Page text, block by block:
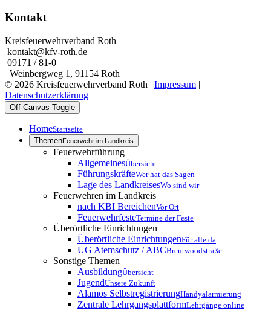
Kontakt
Kreisfeuerwehrverband Roth
kontakt@kfv-roth.de
09171 / 81-0
Weinbergweg 1, 91154 Roth
© 2026 Kreisfeuerwehrverband Roth | Impressum |
Datenschutzerklärung
Off-Canvas Toggle
HomeStartseite
ThemenFeuerwehr im Landkreis
Feuerwehrführung
AllgemeinesÜbersicht
FührungskräfteWer hat das Sagen
Lage des LandkreisesWo sind wir
Feuerwehren im Landkreis
nach KBI BereichenVor Ort
FeuerwehrfesteTermine der Feste
Überörtliche Einrichtungen
Überörtliche EinrichtungenFür alle da
UG Atemschutz / ABCBrentwoodstraße
Sonstige Themen
AusbildungÜbersicht
JugendUnsere Zukunft
Alamos SelbstregistrierungHandyalarmierung
Zentrale LehrgangsplattformLehrgänge online